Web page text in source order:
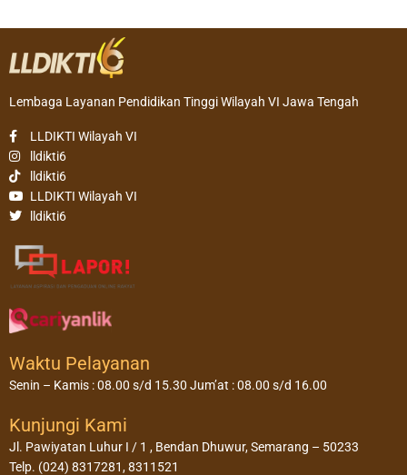
Lembaga Layanan Pendidikan Tinggi Wilayah VI Jawa Tengah
LLDIKTI Wilayah VI
lldikti6
lldikti6
LLDIKTI Wilayah VI
lldikti6
Waktu Pelayanan
Senin – Kamis : 08.00 s/d 15.30 Jum’at : 08.00 s/d 16.00
Kunjungi Kami
Jl. Pawiyatan Luhur I / 1 , Bendan Dhuwur, Semarang – 50233
Telp. (024) 8317281, 8311521